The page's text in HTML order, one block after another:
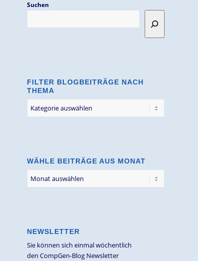
Suchen
FILTER BLOGBEITRÄGE NACH
THEMA
Blogbeiträge
WÄHLE BEITRÄGE AUS MONAT
NEWSLETTER
Sie können sich einmal wöchentlich
den CompGen-Blog Newsletter